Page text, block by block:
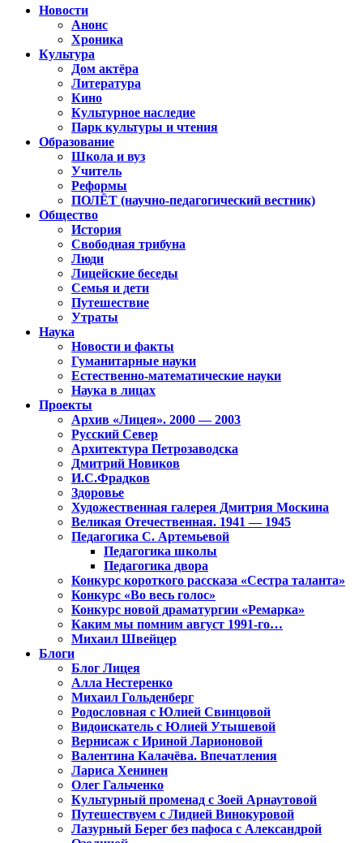
Новости
Анонс
Хроника
Культура
Дом актёра
Литература
Кино
Культурное наследие
Парк культуры и чтения
Образование
Школа и вуз
Учитель
Реформы
ПОЛЁТ (научно-педагогический вестник)
Общество
История
Свободная трибуна
Люди
Лицейские беседы
Семья и дети
Путешествие
Утраты
Наука
Новости и факты
Гуманитарные науки
Естественно-математические науки
Наука в лицах
Проекты
Архив «Лицея». 2000 — 2003
Русский Север
Архитектура Петрозаводска
Дмитрий Новиков
И.С.Фрадков
Здоровье
Художественная галерея Дмитрия Москина
Великая Отечественная. 1941 — 1945
Педагогика С. Артемьевой
Педагогика школы
Педагогика двора
Конкурс короткого рассказа «Сестра таланта»
Конкурс «Во весь голос»
Конкурс новой драматургии «Ремарка»
Каким мы помним август 1991-го…
Михаил Швейцер
Блоги
Блог Лицея
Алла Нестеренко
Михаил Гольденберг
Родословная с Юлией Свинцовой
Видоискатель с Юлией Утышевой
Вернисаж с Ириной Ларионовой
Валентина Калачёва. Впечатления
Лариса Хенинен
Олег Гальченко
Культурный променад с Зоей Арнаутовой
Путешествуем с Лидией Винокуровой
Лазурный Берег без пафоса с Александрой